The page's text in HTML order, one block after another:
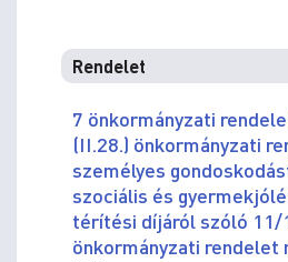
Rendelet
7 önkormányzati
(II.28.) önkormányzati
személyes
szociális és
térítési díjáról szóló 11/
önkormányzati rendelet